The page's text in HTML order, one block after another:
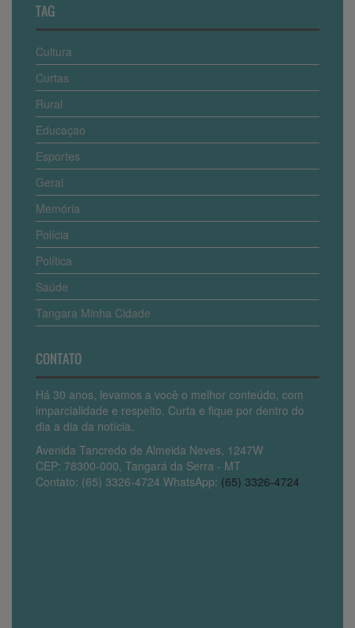
TAG
Cultura
Curtas
Rural
Educaçao
Esportes
Geral
Memória
Polícia
Política
Saúde
Tangara Minha Cidade
CONTATO
Há 30 anos, levamos a você o melhor conteúdo, com
imparcialidade e respeito. Curta e fique por dentro do
dia a dia da notícia.
Avenida Tancredo de Almeida Neves, 1247W
CEP: 78300-000, Tangará da Serra - MT
Contato: (65) 3326-4724 WhatsApp: (65) 3326-4724